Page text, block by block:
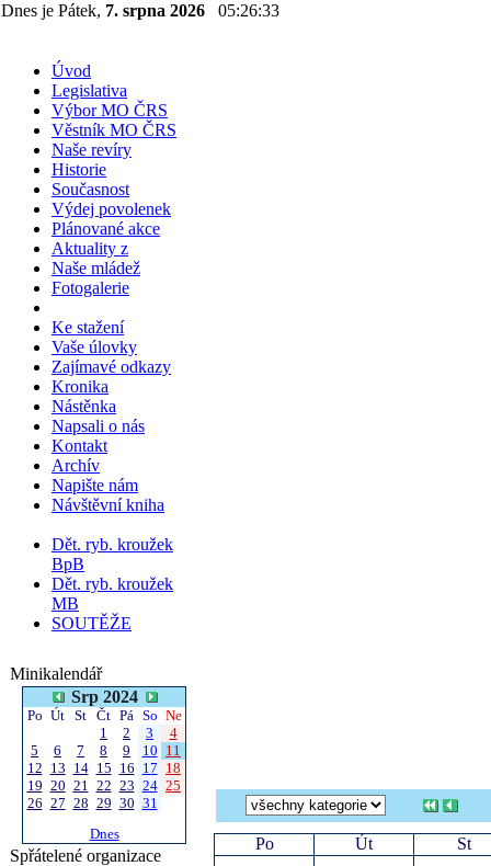
Dnes je Pátek, 7. srpna 2026 05:26:33
Úvod
Legislativa
Výbor MO ČRS
Věstník MO ČRS
Naše revíry
Historie
Současnost
Výdej povolenek
Plánované akce
Aktuality z
Naše mládež
Fotogalerie
Ke stažení
Vaše úlovky
Zajímavé odkazy
Kronika
Nástěnka
Napsali o nás
Kontakt
Archív
Napište nám
Návštěvní kniha
Dět. ryb. kroužek
BpB
Dět. ryb. kroužek
MB
SOUTĚŽE
Minikalendář
Srp 2024
Po Út St Čt Pá So Ne
1
2 3
4
5
6 7 8 9 10 11
12 13 14 15 16 17 18
19 20 21 22 23 24 25
26 27 28 29 30 31
Dnes
Spřátelené organizace
Po Út St